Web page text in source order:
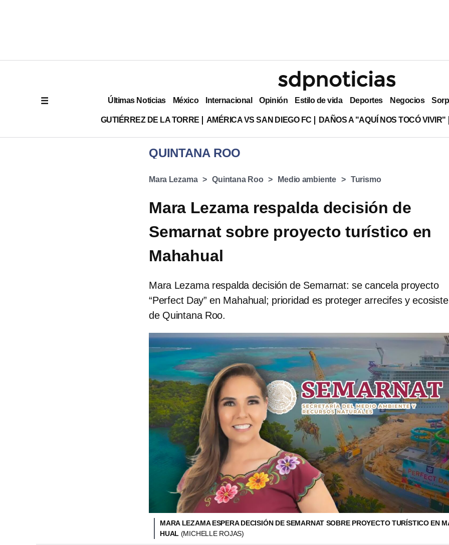
Últimas Noticias México Internacional Opinión Estilo de vida Deportes Negocios
GUTIÉRREZ DE LA TORRE AMÉRICA VS SAN DIEGO FC DAÑOS A "AQUÍ NOS TOCÓ VIVIR"
QUINTANA ROO
Mara Lezama Quintana Roo Medio ambiente Turismo
Mara Lezama respalda decisión de
Semarnat sobre proyecto turístico en
Mahahual
Mara Lezama respalda decisión de Semarnat: se cancela proyecto
“Perfect Day” en Mahahual; prioridad es proteger arrecifes y
de Quintana Roo.
MARA LEZAMA ESPERA DECISIÓN DE SEMARNAT SOBRE PROYECTO TURÍSTICO EN
HUAL (MICHELLE ROJAS)